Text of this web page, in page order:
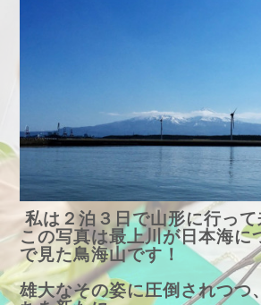
私は２泊３日で山形に行って
この写真は最上川が日本海に
で見た鳥海山です！
雄大なその姿に圧倒されつつ